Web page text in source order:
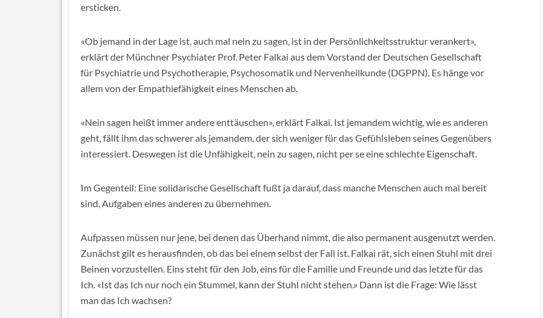
ersticken.
«Ob jemand in der Lage ist, auch mal nein zu sagen, ist in der Persönlichkeitsstruktur verankert»,
erklärt der Münchner Psychiater Prof. Peter Falkai aus dem Vorstand der Deutschen Gesellschaft
für Psychiatrie und Psychotherapie, Psychosomatik und Nervenheilkunde (DGPPN). Es hänge vor
allem von der Empathiefähigkeit eines Menschen ab.
«Nein sagen heißt immer andere enttäuschen», erklärt Falkai. Ist jemandem wichtig, wie es anderen
geht, fällt ihm das schwerer als jemandem, der sich weniger für das Gefühlsleben seines Gegenübers
interessiert. Deswegen ist die Unfähigkeit, nein zu sagen, nicht per se eine schlechte Eigenschaft.
Im Gegenteil: Eine solidarische Gesellschaft fußt ja darauf, dass manche Menschen auch mal bereit
sind, Aufgaben eines anderen zu übernehmen.
Aufpassen müssen nur jene, bei denen das Überhand nimmt, die also permanent ausgenutzt werden.
Zunächst gilt es herausfinden, ob das bei einem selbst der Fall ist. Falkai rät, sich einen Stuhl mit drei
Beinen vorzustellen. Eins steht für den Job, eins für die Familie und Freunde und das letzte für das
Ich. «Ist das Ich nur noch ein Stummel, kann der Stuhl nicht stehen.» Dann ist die Frage: Wie lässt
man das Ich wachsen?